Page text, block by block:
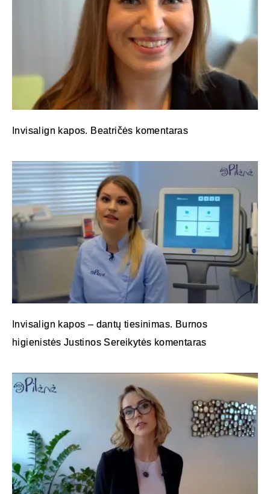
Invisalign kapos. Beatričės komentaras
Invisalign kapos – dantų tiesinimas. Burnos
higienistės Justinos Sereikytės komentaras